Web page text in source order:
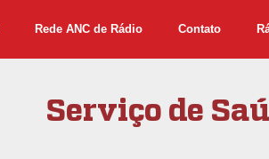
Rede ANC de Rádio Contato
Serviço de